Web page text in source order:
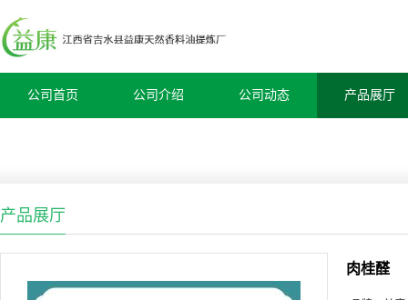
公司首页 公司介绍 公司动态 产品展厅
产品展厅
肉桂醛